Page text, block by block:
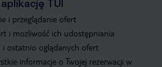
TUI
i przeglądanie ofert
i możliwość ich udostępniania
i ostatnio oglądanych ofert
informacje o Twojej rezerwacji w